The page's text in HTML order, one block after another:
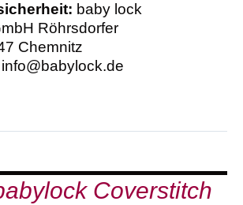
baby lock
Röhrsdorfer
Chemnitz
Coverstitch